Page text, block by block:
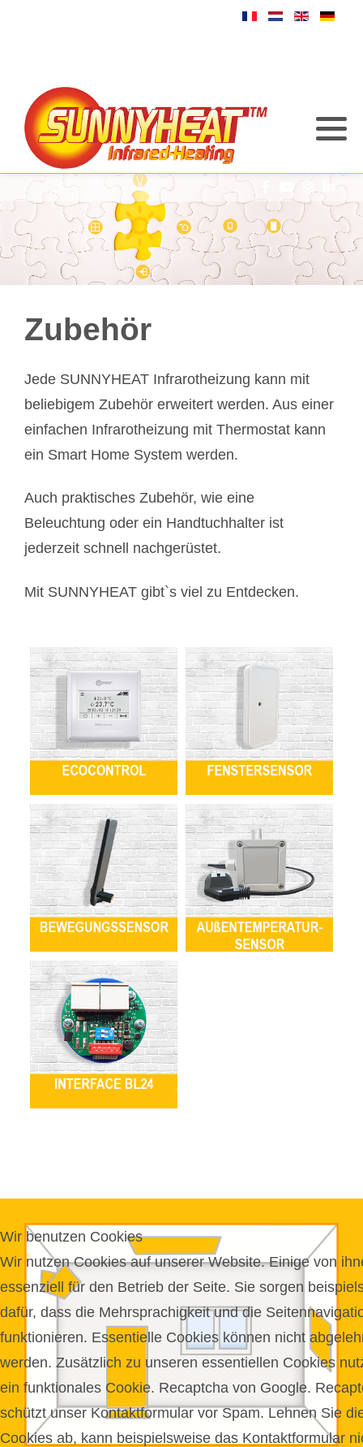
Zubehör
Jede SUNNYHEAT Infrarotheizung kann mit
beliebigem Zubehör erweitert werden. Aus einer
einfachen Infrarotheizung mit Thermostat kann
ein Smart Home System werden.
Auch praktisches Zubehör, wie eine
Beleuchtung oder ein Handtuchhalter ist
jederzeit schnell nachgerüstet.
Mit SUNNYHEAT gibt`s viel zu Entdecken.
Wir benutzen Cookies
Wir nutzen Cookies auf unserer Website. Einige von
essenziell für den Betrieb der Seite. Sie sorgen
dafür, dass die Mehrsprachigkeit und die
funktionieren. Essentielle Cookies können nicht
werden. Zusätzlich zu unseren essentiellen Cookies
ein funktionales Cookie. Recaptcha von Google.
schützt unser Kontaktformular vor Spam. Lehnen Sie
Cookies ab, kann beispielsweise das Kontaktformular